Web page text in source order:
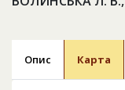
Опис Карта